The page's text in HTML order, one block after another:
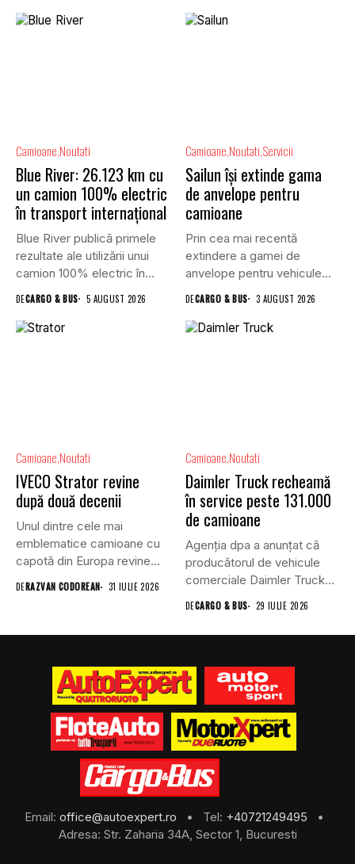
Camioane Noutati
Blue River: 26.123 km cu
un camion 100% electric
în transport internațional
Blue River publică primele
rezultate ale utilizării unui
camion 100% electric în...
DECARGO & BUS 5 AUGUST 2026
Camioane Noutati Servicii
Sailun își extinde gama
de anvelope pentru
camioane
Prin cea mai recentă
extindere a gamei de
anvelope pentru vehicule
DECARGO & BUS 3 AUGUST 2026
Camioane Noutati
IVECO Strator revine
după două decenii
Unul dintre cele mai
emblematice camioane cu
capotă din Europa revine
în...
DERAZVAN CODOREAN 31 IULIE 2026
Camioane Noutati
Daimler Truck recheamă
în service peste 131.000
de camioane
Agenția dpa a anunțat că
producătorul de vehicule
comerciale Daimler Truck
a...
DECARGO & BUS 29 IULIE 2026
Email: office@autoexpert.ro • Tel: +40721249495
•
Adresa: Str. Zaharia 34A, Sector 1, Bucuresti